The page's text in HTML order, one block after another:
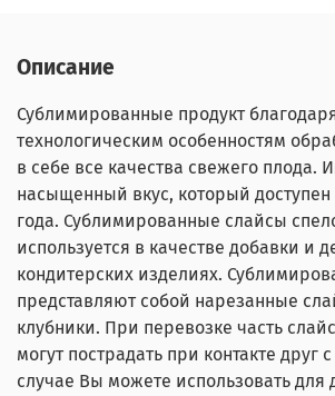
Описание
Сублимированные продукт
технологическим особенностям
в себе все качества свежего плода.
насыщенный вкус, который
года. Сублимированные слайсы
используется в качестве добавки и
кондитерских изделиях.
представляют собой нарезанные
клубники. При перевозке часть
могут пострадать при контакте друг
случае Вы можете использовать для